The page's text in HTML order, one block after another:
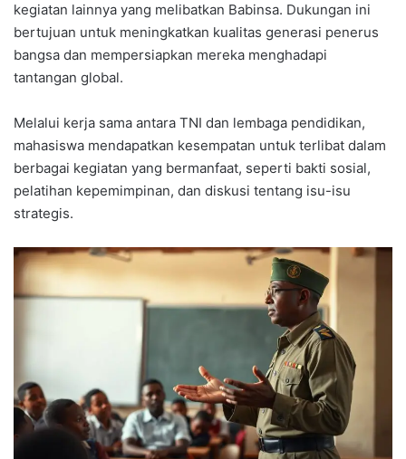
kegiatan lainnya yang melibatkan Babinsa. Dukungan ini
bertujuan untuk meningkatkan kualitas generasi penerus
bangsa dan mempersiapkan mereka menghadapi
tantangan global.
Melalui kerja sama antara TNI dan lembaga pendidikan,
mahasiswa mendapatkan kesempatan untuk terlibat dalam
berbagai kegiatan yang bermanfaat, seperti bakti sosial,
pelatihan kepemimpinan, dan diskusi tentang isu-isu
strategis.